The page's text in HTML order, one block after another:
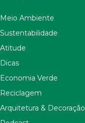
Meio Ambiente
Sustentabilidade
Atitude
Dicas
Economia Verde
Reciclagem
Arquitetura & Decoração